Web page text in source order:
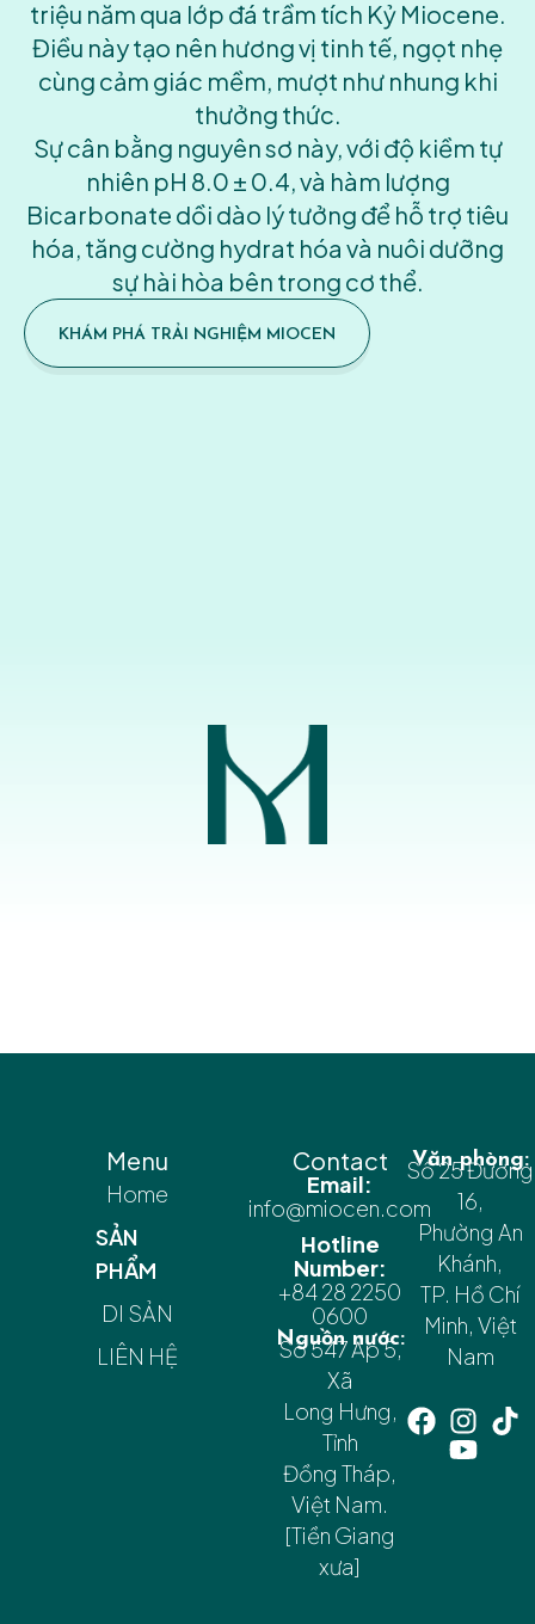
triệu năm qua lớp đá trầm tích Kỷ Miocene.
Điều này tạo nên hương vị tinh tế, ngọt nhẹ
cùng cảm giác mềm, mượt như nhung khi
thưởng thức.
Sự cân bằng nguyên sơ này, với độ kiềm tự
nhiên pH 8.0 ± 0.4, và hàm lượng
Bicarbonate dồi dào lý tưởng để hỗ trợ tiêu
hóa, tăng cường hydrat hóa và nuôi dưỡng
sự hài hòa bên trong cơ thể.
KHÁM PHÁ TRẢI NGHIỆM MIOCEN
Menu
Home
SẢN
PHẨM
DI SẢN
LIÊN HỆ
Contact
Email:
info@miocen.com
Hotline
Number:
+84 28 2250
0600
Nguồn nước:
Số 547 Ấp 5,
Xã
Long Hưng,
Tỉnh
Đồng Tháp,
Việt Nam.
[Tiền Giang
xưa]
Văn phòng:
Số 25 Đường
16,
Phường An
Khánh,
TP. Hồ Chí
Minh, Việt
Nam